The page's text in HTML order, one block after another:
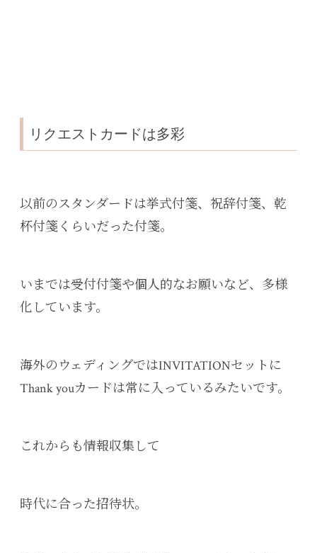
リクエストカードは多彩
以前のスタンダードは挙式付箋、祝辞付箋、乾
杯付箋くらいだった付箋。
いまでは受付付箋や個人的なお願いなど、多様
化しています。
海外のウェディングではINVITATIONセットに
Thank youカードは常に入っているみたいです。
これからも情報収集して
時代に合った招待状。